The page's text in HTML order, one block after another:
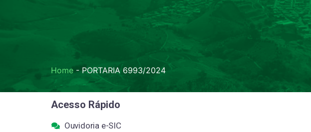
Home -PORTARIA 6993/2024
Acesso Rápido
Ouvidoria e-SIC